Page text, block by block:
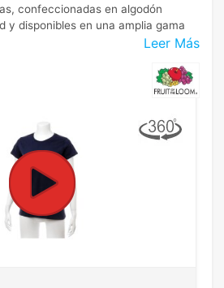
Leer Más
confeccionadas en algodón
y disponibles en una amplia gama